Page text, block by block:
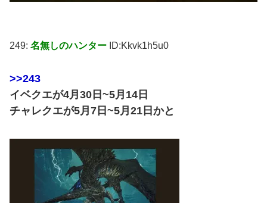
249: 名無しのハンター ID:Kkvk1h5u0
>>243
イベクエが4月30日~5月14日
チャレクエが5月7日~5月21日かと